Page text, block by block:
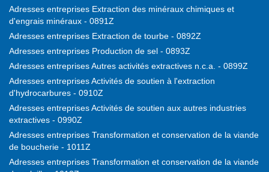
Adresses entreprises Extraction des minéraux chimiques et
d'engrais minéraux - 0891Z
Adresses entreprises Extraction de tourbe - 0892Z
Adresses entreprises Production de sel - 0893Z
Adresses entreprises Autres activités extractives n.c.a. - 0899Z
Adresses entreprises Activités de soutien à l'extraction
d'hydrocarbures - 0910Z
Adresses entreprises Activités de soutien aux autres industries
extractives - 0990Z
Adresses entreprises Transformation et conservation de la viande
de boucherie - 1011Z
Adresses entreprises Transformation et conservation de la viande